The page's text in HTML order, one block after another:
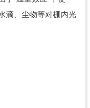
滴、尘物等对棚内光